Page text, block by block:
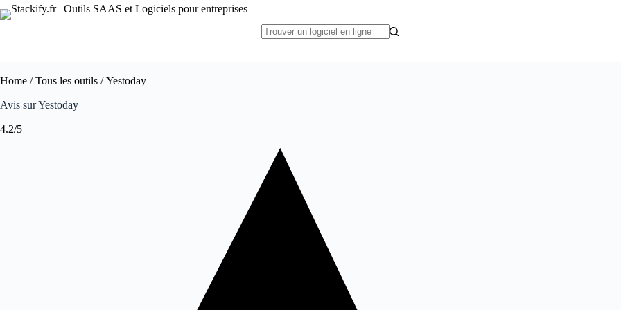
Home /Tous les outils / Yestoday
Avis sur Yestoday
4.2/5